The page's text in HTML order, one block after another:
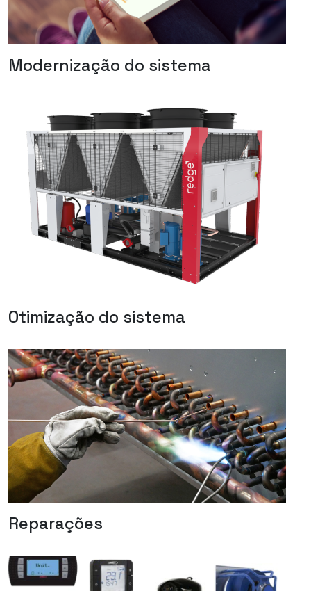
Modernização do sistema
Otimização do sistema
Reparações